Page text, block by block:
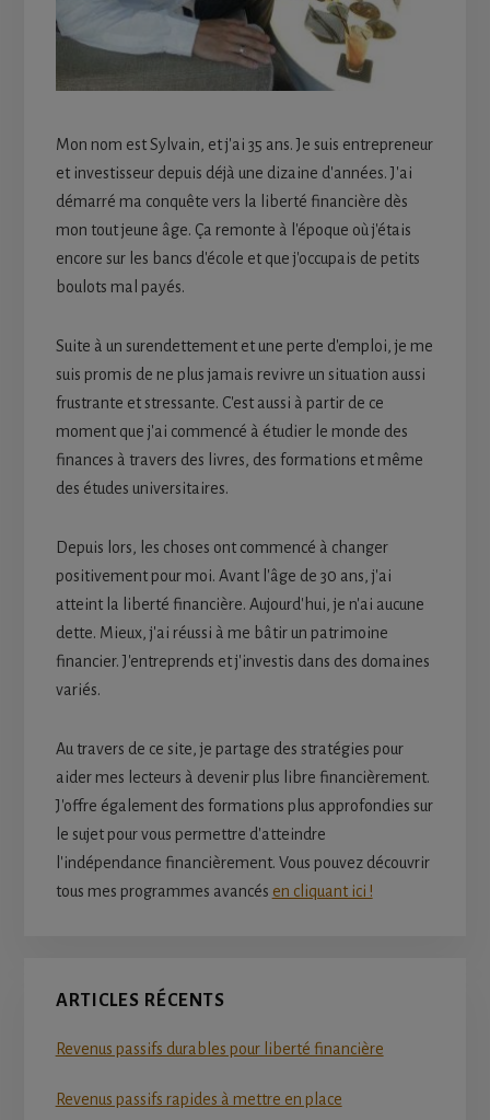
Mon nom est Sylvain, et j'ai 35 ans. Je suis entrepreneur
et investisseur depuis déjà une dizaine d'années. J'ai
démarré ma conquête vers la liberté financière dès
mon tout jeune âge. Ça remonte à l'époque où j'étais
encore sur les bancs d'école et que j'occupais de petits
boulots mal payés.
Suite à un surendettement et une perte d'emploi, je me
suis promis de ne plus jamais revivre un situation aussi
frustrante et stressante. C'est aussi à partir de ce
moment que j'ai commencé à étudier le monde des
finances à travers des livres, des formations et même
des études universitaires.
Depuis lors, les choses ont commencé à changer
positivement pour moi. Avant l'âge de 30 ans, j'ai
atteint la liberté financière. Aujourd'hui, je n'ai aucune
dette. Mieux, j'ai réussi à me bâtir un patrimoine
financier. J'entreprends et j'investis dans des domaines
variés.
Au travers de ce site, je partage des stratégies pour
aider mes lecteurs à devenir plus libre financièrement.
J'offre également des formations plus approfondies sur
le sujet pour vous permettre d'atteindre
l'indépendance financièrement. Vous pouvez découvrir
tous mes programmes avancés en cliquant ici !
ARTICLES RÉCENTS
Revenus passifs durables pour liberté financière
Revenus passifs rapides à mettre en place